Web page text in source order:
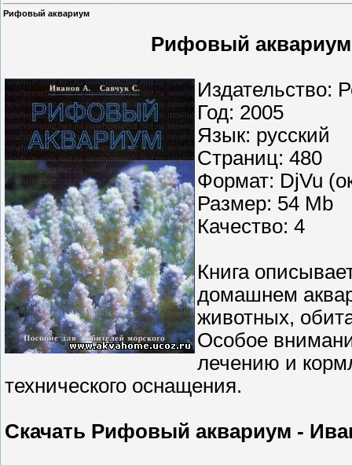
Рифовый аквариум
Рифовый
Издательство:
Год: 2005
Язык: русский
Страниц: 480
Формат: DjVu
Размер: 54 Mb
Качество: 4
Книга
домашнем
животных,
Особое
лечению и
технического оснащения.
Скачать Рифовый аквариум -